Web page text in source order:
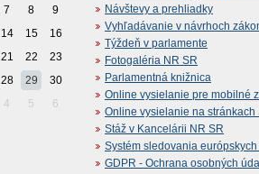
7 8
9
14 15
16
21 22
23
28 29
30
4 5 6
Návštevy a prehliadky
Vyhľadávanie v návrhoch
Týždeň v parlamente
Fotogaléria NR SR
Parlamentná knižnica
Online vysielanie pre mobilné
Online vysielanie na stránkach
Stáž v Kancelárii NR SR
Systém sledovania
GDPR - Ochrana osobných